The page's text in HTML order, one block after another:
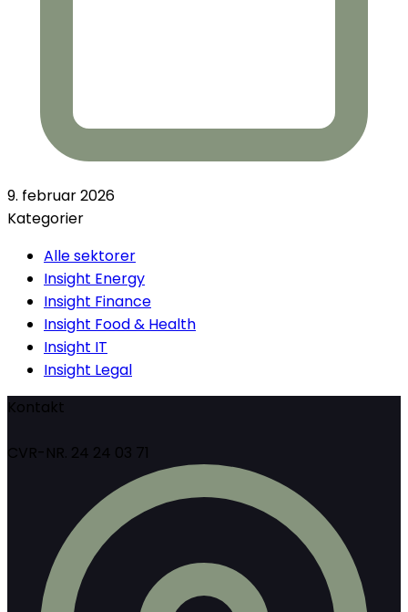
9. februar 2026
Kategorier
Alle sektorer
Insight Energy
Insight Finance
Insight Food & Health
Insight IT
Insight Legal
Kontakt
CVR-NR. 24 24 03 71